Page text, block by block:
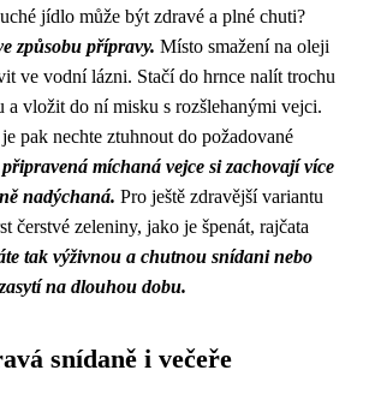
jídlo může být zdravé a plné chuti?
způsobu přípravy. Místo smažení na oleji
ve vodní lázni. Stačí do hrnce nalít trochu
a vložit do ní misku s rozšlehanými vejci.
pak nechte ztuhnout do požadované
míchaná vejce si zachovají více
nadýchaná. Pro ještě zdravější variantu
čerstvé zeleniny, jako je špenát, rajčata
tak výživnou a chutnou snídani nebo
na dlouhou dobu.
snídaně i večeře